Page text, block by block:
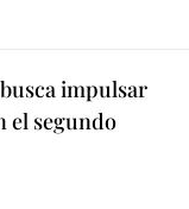
impulsar
el segundo